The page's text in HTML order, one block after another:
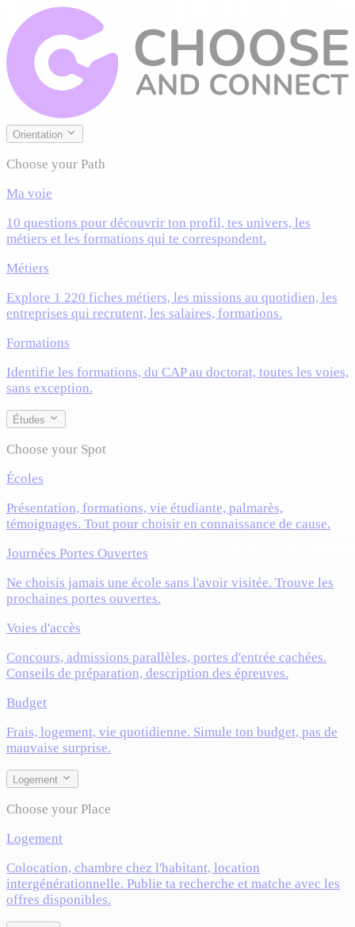
Orientation
Choose your Path
Ma voie
10 questions pour découvrir ton profil, tes univers, les
métiers et les formations qui te correspondent.
Métiers
Explore 1 220 fiches métiers, les missions au quotidien, les
entreprises qui recrutent, les salaires, formations.
Formations
Identifie les formations, du CAP au doctorat, toutes les voies,
sans exception.
Études
Choose your Spot
Écoles
Présentation, formations, vie étudiante, palmarès,
témoignages. Tout pour choisir en connaissance de cause.
Journées Portes Ouvertes
Ne choisis jamais une école sans l'avoir visitée. Trouve les
prochaines portes ouvertes.
Voies d'accès
Concours, admissions parallèles, portes d'entrée cachées.
Conseils de préparation, description des épreuves.
Budget
Frais, logement, vie quotidienne. Simule ton budget, pas de
mauvaise surprise.
Logement
Choose your Place
Logement
Colocation, chambre chez l'habitant, location
intergénérationnelle. Publie ta recherche et matche avec les
offres disponibles.